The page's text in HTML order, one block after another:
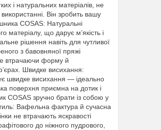
і натуральних матеріалів, не
Він зробить вашу
COSAS: Натуральні
матеріалу, що дарує м’якість і
рішення навіть для чутливої
з бавовняної пряжі
втрачаючи форму й
Швидке висихання:
швидке висихання — ідеально
поверхня приємна на дотик і
COSAS зручно брати із собою у
Вафельна фактура й сучасна
не втрачають яскравості
до ніжного пудрового,